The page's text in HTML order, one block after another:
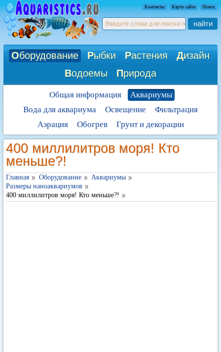
Контакты Карта сайта Поиск
найти
Оборудование Рыбки Растения Дизайн
Водоемы Природа
Общая информация
Аквариумы
Вода для аквариума
Освещение
Фильтрация
Аэрация
Обогрев Грунт и декорации
400 миллилитров моря! Кто
меньше?!
Главная Оборудование
Аквариумы
Размеры наноаквариумов
400 миллилитров моря! Кто меньше?!